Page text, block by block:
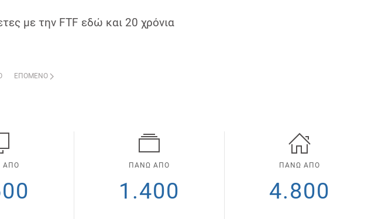
με την FTF εδώ και 20 χρόνια
ΕΠΌΜΕΝΟ
ΑΠΟ ΠΑΝΩ ΑΠΟ
1.400
ΠΑΝΩ ΑΠΟ
4.800